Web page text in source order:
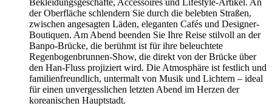
der Oberfläche schlendern Sie durch die belebten Straßen,
zwischen angesagten Läden, eleganten Cafés und Designer-
Boutiquen. Am Abend beenden Sie Ihre Reise stilvoll an der
Banpo-Brücke, die berühmt ist für ihre beleuchtete
Regenbogenbrunnen-Show, die direkt von der Brücke über
den Han-Fluss projiziert wird. Die Atmosphäre ist festlich und
familienfreundlich, untermalt von Musik und Lichtern – ideal
für einen unvergesslichen letzten Abend im Herzen der
koreanischen Hauptstadt.